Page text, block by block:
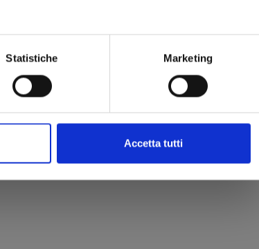
Statistiche Marketing
Accetta tutti